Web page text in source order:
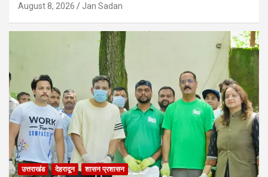
August 8, 2026 Jan Sadan
उत्तराखंड देहरादून शासन प्रशासन